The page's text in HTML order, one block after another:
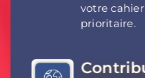
votre
prioritaire.